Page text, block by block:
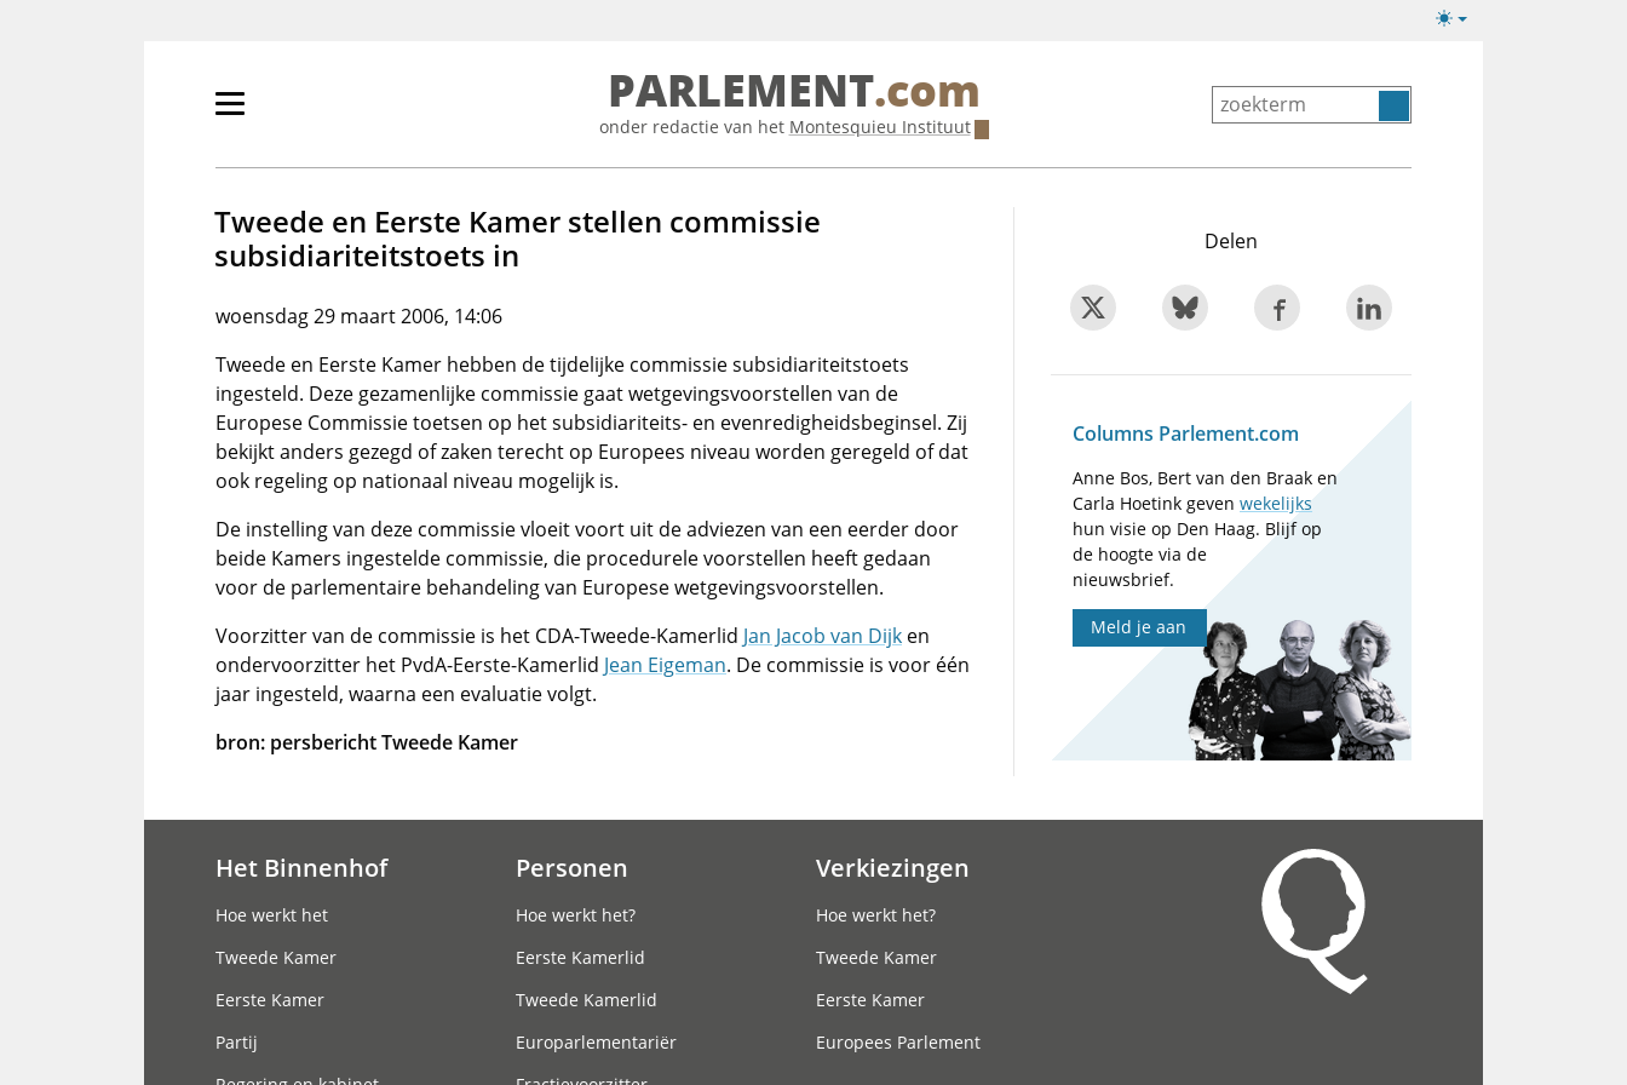
Lichte/donkere
Primair
tonen/verbergen
PARLEMENT.com
onder redactie van het Montesquieu Instituut
Tweede en Eerste Kamer stellen commissie
subsidiariteitstoets in
woensdag 29 maart 2006, 14:06
Tweede en Eerste Kamer hebben de tijdelijke commissie subsidiariteitstoets
ingesteld. Deze gezamenlijke commissie gaat wetgevingsvoorstellen van de
Europese Commissie toetsen op het subsidiariteits- en evenredigheidsbeginsel. Zij
bekijkt anders gezegd of zaken terecht op Europees niveau worden geregeld of dat
ook regeling op nationaal niveau mogelijk is.
De instelling van deze commissie vloeit voort uit de adviezen van een eerder door
beide Kamers ingestelde commissie, die procedurele voorstellen heeft gedaan
voor de parlementaire behandeling van Europese wetgevingsvoorstellen.
Voorzitter van de commissie is het CDA-Tweede-Kamerlid Jan Jacob van Dijk en
ondervoorzitter het PvdA-Eerste-Kamerlid Jean Eigeman. De commissie is voor één
jaar ingesteld, waarna een evaluatie volgt.
bron: persbericht Tweede Kamer
Delen
Columns Parlement.com
Anne Bos, Bert van den Braak en
Carla Hoetink gevenwekelijks
hun visie op Den Haag. Blijf op
de hoogte via de
nieuwsbrief.
Meld je aan
Het Binnenhof
Hoe werkt het
Tweede Kamer
Eerste Kamer
Partij
Personen
Hoe werkt het?
Eerste Kamerlid
Tweede Kamerlid
Europarlementariër
Verkiezingen
Hoe werkt het?
Tweede Kamer
Eerste Kamer
Europees Parlement